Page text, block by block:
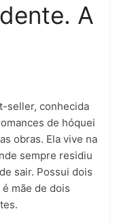
A
seller, conhecida
de hóquei
obras. Ela vive na
sempre residiu
sair. Possui dois
mãe de dois